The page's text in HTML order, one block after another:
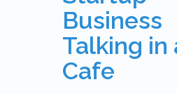
Business
Talking in
Cafe